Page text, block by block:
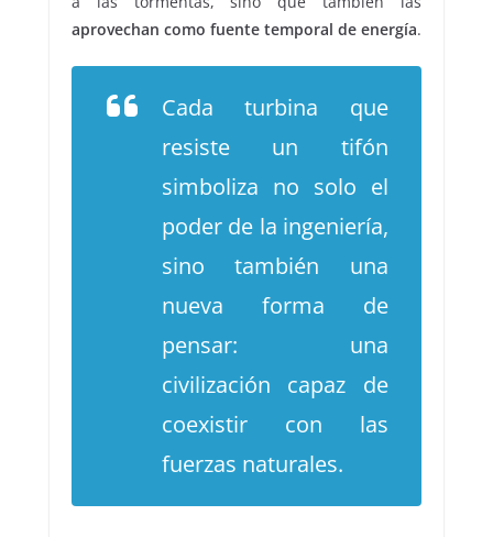
aprovechan como fuente temporal de energía.
Cada turbina que
resiste un tifón
simboliza no solo el
poder de la ingeniería,
sino también una
nueva forma de
pensar: una
civilización capaz de
coexistir con las
fuerzas naturales.